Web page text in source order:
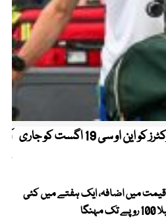
کیریبین پریمیئر لیگ ، قومی کرکٹرز کو این او سی 19 اگست کو جاری
میں اضافہ، ایک ہفتے میں کئی